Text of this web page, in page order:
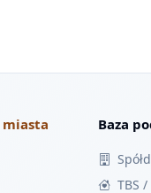
miasta Baza
TBS